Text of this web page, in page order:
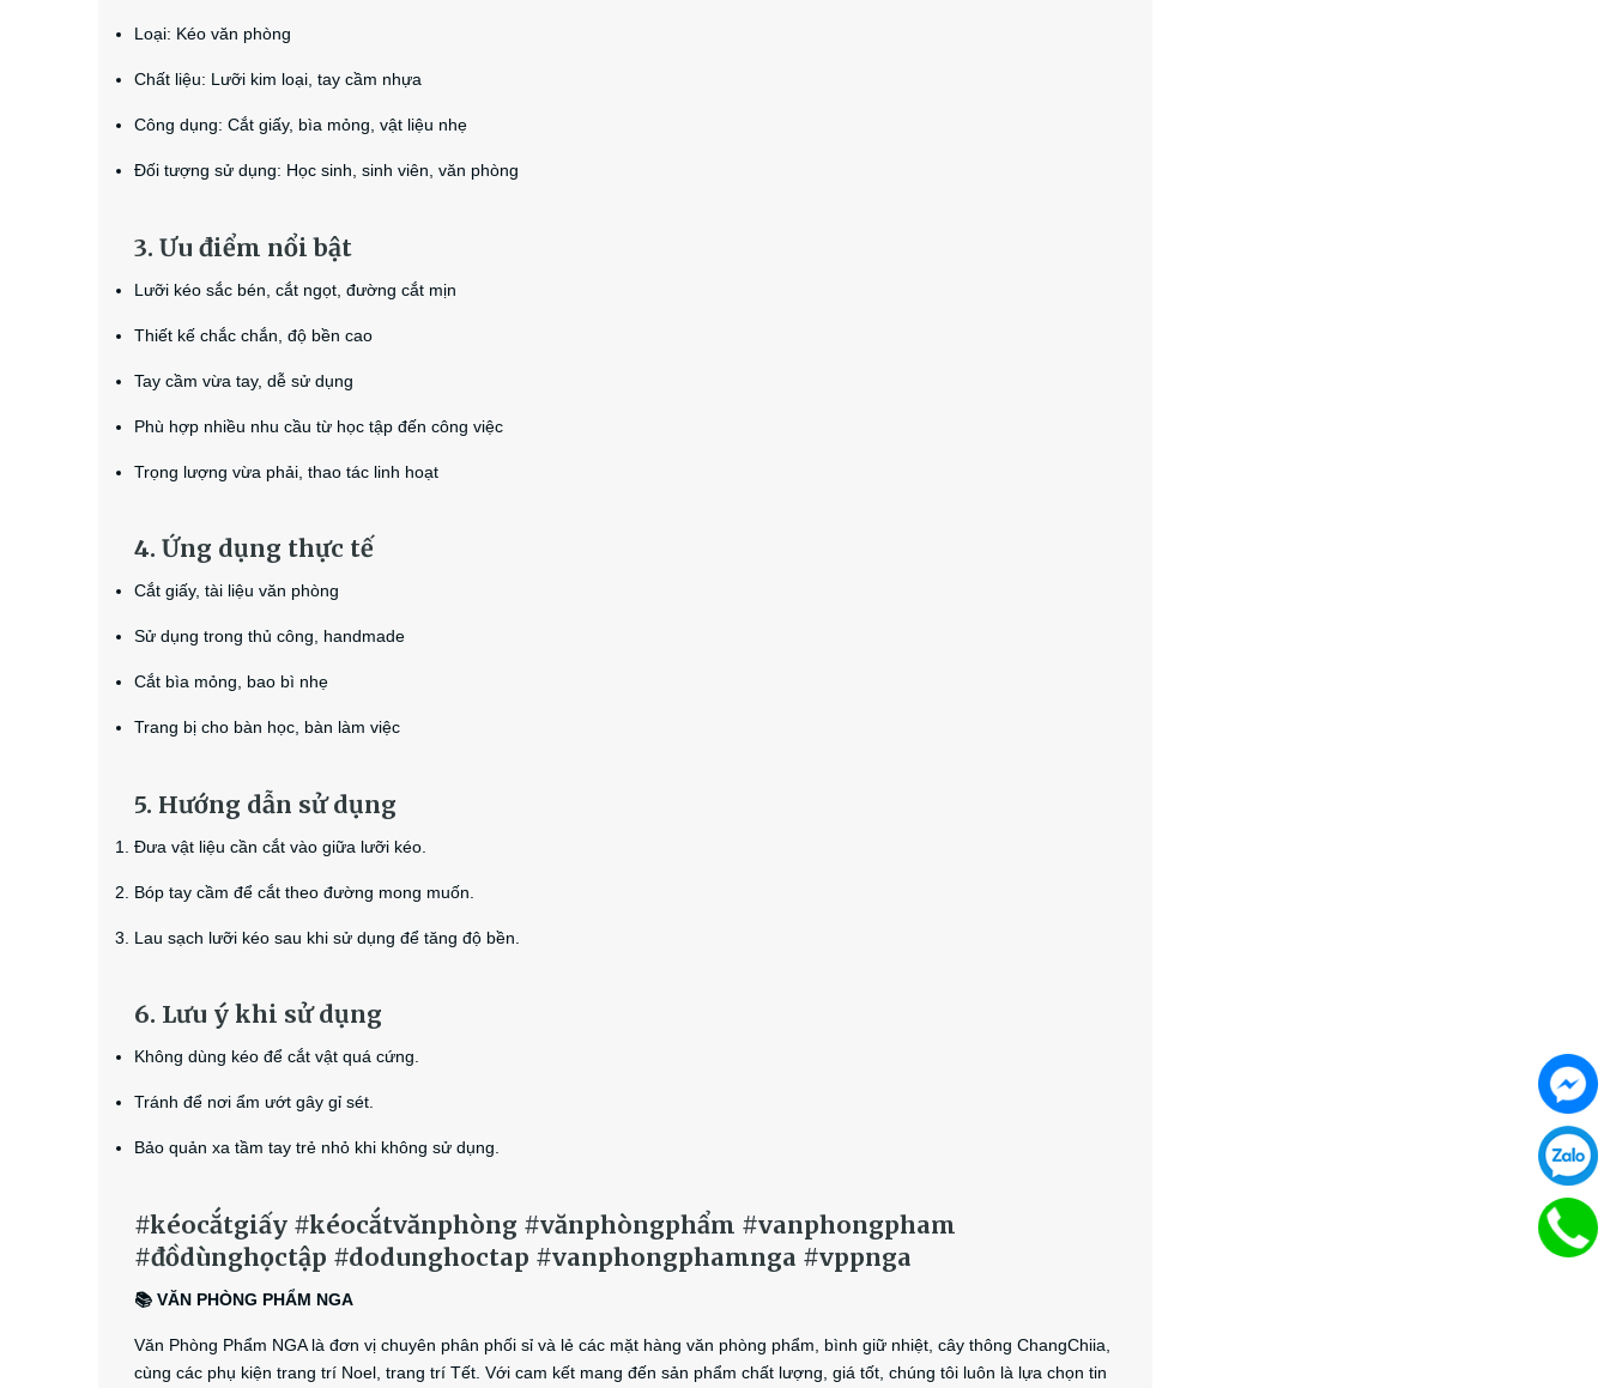
Loại: Kéo văn phòng
Chất liệu: Lưỡi kim loại, tay cầm nhựa
Công dụng: Cắt giấy, bìa mỏng, vật liệu nhẹ
Đối tượng sử dụng: Học sinh, sinh viên, văn phòng
3. Ưu điểm nổi bật
Lưỡi kéo sắc bén, cắt ngọt, đường cắt mịn
Thiết kế chắc chắn, độ bền cao
Tay cầm vừa tay, dễ sử dụng
Phù hợp nhiều nhu cầu từ học tập đến công việc
Trọng lượng vừa phải, thao tác linh hoạt
4. Ứng dụng thực tế
Cắt giấy, tài liệu văn phòng
Sử dụng trong thủ công, handmade
Cắt bìa mỏng, bao bì nhẹ
Trang bị cho bàn học, bàn làm việc
5. Hướng dẫn sử dụng
Đưa vật liệu cần cắt vào giữa lưỡi kéo.
Bóp tay cầm để cắt theo đường mong muốn.
Lau sạch lưỡi kéo sau khi sử dụng để tăng độ bền.
6. Lưu ý khi sử dụng
Không dùng kéo để cắt vật quá cứng.
Tránh để nơi ẩm ướt gây gỉ sét.
Bảo quản xa tầm tay trẻ nhỏ khi không sử dụng.
#kéocắtgiấy #kéocắtvănphòng #vănphòngphẩm #vanphongpham
#đồdùnghọctập #dodunghoctap #vanphongphamnga #vppnga
📚 VĂN PHÒNG PHẨM NGA
Văn Phòng Phẩm NGA là đơn vị chuyên phân phối sỉ và lẻ các mặt hàng văn phòng phẩm, bình giữ nhiệt, cây thông ChangChiia,
cùng các phụ kiện trang trí Noel, trang trí Tết. Với cam kết mang đến sản phẩm chất lượng, giá tốt, chúng tôi luôn là lựa chọn tin